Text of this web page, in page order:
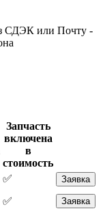
СДЭК или Почту -
Запчасть
включена
в
стоимость
✅ Заявка
✅ Заявка